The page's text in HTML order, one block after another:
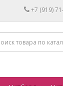
+7 (919)